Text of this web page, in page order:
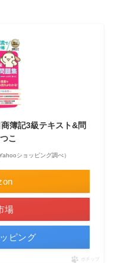
簿記3級テキスト&問
こ
ショッピング調べ）
場
ピング
ポチップ